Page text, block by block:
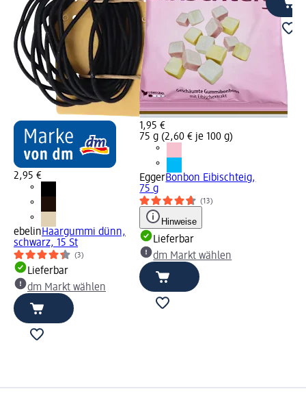
2,95 €
ebelinHaargummi dünn,
schwarz, 15 St
(3)
Lieferbar
dm Markt wählen
1,95 €
75 g (2,60 € je 100 g)
EggerBonbon Eibischteig,
75 g
(13)
Hinweise
Lieferbar
dm Markt wählen